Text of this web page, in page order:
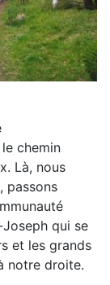
chemin
Là, nous
passons
qui se
et les grands
notre droite.